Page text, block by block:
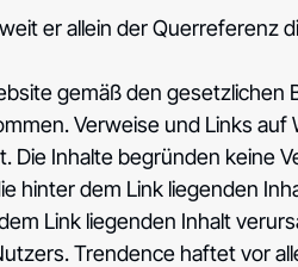
er allein der Querreferenz
gemäß den
Verweise und Links
Die Inhalte begründen
hinter dem Link liegenden
Link liegenden Inhalt
Trendence haftet vor